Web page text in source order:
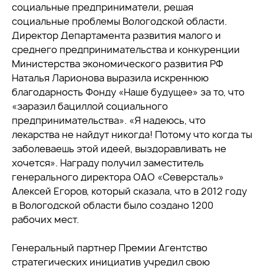
социальные предприниматели, решая
социальные проблемы Вологодской области.
Директор Департамента развития малого и
среднего предпринимательства и конкуренции
Министерства экономического развития РФ
Наталья Ларионова выразила искреннюю
благодарность Фонду «Наше будущее» за то, что
«заразил бациллой социального
предпринимательства». «Я надеюсь, что
лекарства не найдут никогда! Потому что когда ты
заболеваешь этой идеей, выздоравливать не
хочется». Награду получил заместитель
генерального директора ОАО «Северсталь»
Алексей Егоров, который сказала, что в 2012 году
в Вологодской области было создано 1200
рабочих мест.
Генеральный партнер Премии Агентство
стратегических инициатив учредил свою